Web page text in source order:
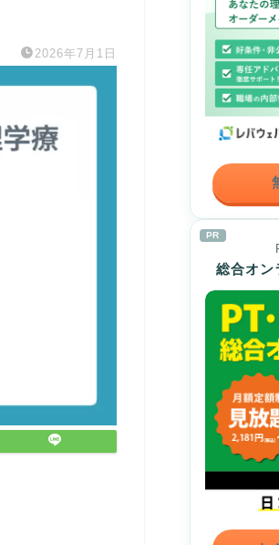
2026年7月1日
PR
総合オン